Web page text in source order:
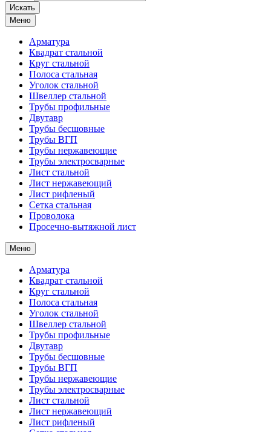
Искать
Меню
Арматура
Квадрат стальной
Круг стальной
Полоса стальная
Уголок стальной
Швеллер стальной
Трубы профильные
Двутавр
Трубы бесшовные
Трубы ВГП
Трубы нержавеющие
Трубы электросварные
Лист стальной
Лист нержавеющий
Лист рифленый
Сетка стальная
Проволока
Просечно-вытяжной лист
Меню
Арматура
Квадрат стальной
Круг стальной
Полоса стальная
Уголок стальной
Швеллер стальной
Трубы профильные
Двутавр
Трубы бесшовные
Трубы ВГП
Трубы нержавеющие
Трубы электросварные
Лист стальной
Лист нержавеющий
Лист рифленый